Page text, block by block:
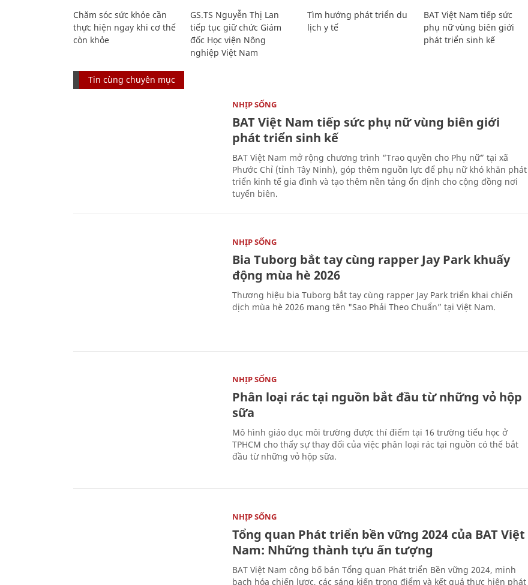
Chăm sóc sức khỏe cần
thực hiện ngay khi cơ thể
còn khỏe
GS.TS Nguyễn Thị Lan
tiếp tục giữ chức Giám
đốc Học viện Nông
nghiệp Việt Nam
Tìm hướng phát triển du
lịch y tế
BAT Việt Nam tiếp sức
phụ nữ vùng biên giới
phát triển sinh kế
Tin cùng chuyên mục
NHỊP SỐNG
BAT Việt Nam tiếp sức phụ nữ vùng biên giới
phát triển sinh kế
BAT Việt Nam mở rộng chương trình “Trao quyền cho Phụ nữ” tại xã
Phước Chỉ (tỉnh Tây Ninh), góp thêm nguồn lực để phụ nữ khó khăn phát
triển kinh tế gia đình và tạo thêm nền tảng ổn định cho cộng đồng nơi
tuyến biên.
NHỊP SỐNG
Bia Tuborg bắt tay cùng rapper Jay Park khuấy
động mùa hè 2026
Thương hiệu bia Tuborg bắt tay cùng rapper Jay Park triển khai chiến
dịch mùa hè 2026 mang tên "Sao Phải Theo Chuẩn” tại Việt Nam.
NHỊP SỐNG
Phân loại rác tại nguồn bắt đầu từ những vỏ hộp
sữa
Mô hình giáo dục môi trường được thí điểm tại 16 trường tiểu học ở
TPHCM cho thấy sự thay đổi của việc phân loại rác tại nguồn có thể bắt
đầu từ những vỏ hộp sữa.
NHỊP SỐNG
Tổng quan Phát triển bền vững 2024 của BAT Việt
Nam: Những thành tựu ấn tượng
BAT Việt Nam công bố bản Tổng quan Phát triển Bền vững 2024, minh
bạch hóa chiến lược, các sáng kiến trọng điểm và kết quả thực hiện phát